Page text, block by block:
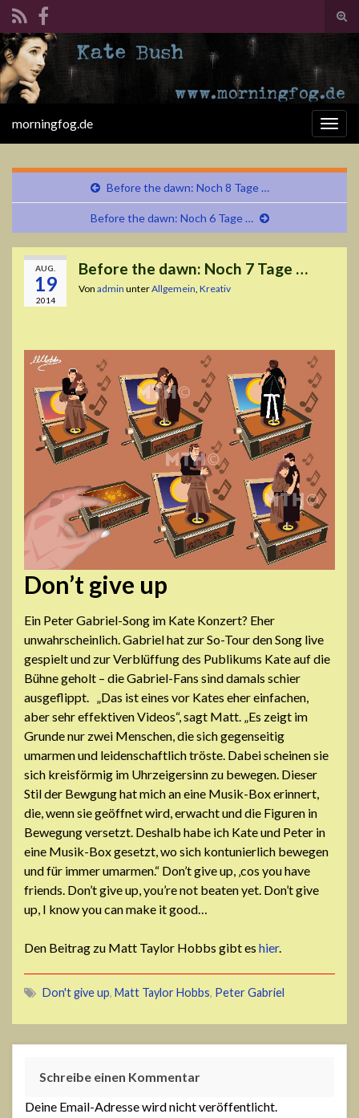
Search for:
morningfog.de
Before the dawn: Noch 8 Tage …
Before the dawn: Noch 6 Tage …
AUG.
19
2014
Before the dawn: Noch 7 Tage …
Von admin unterAllgemein, Kreativ
Don’t give up
Ein Peter Gabriel-Song im Kate Konzert? Eher
unwahrscheinlich. Gabriel hat zur So-Tour den Song live
gespielt und zur Verblüffung des Publikums Kate auf die
Bühne geholt – die Gabriel-Fans sind damals schier
ausgeflippt. „Das ist eines vor Kates eher einfachen,
aber sehr effektiven Videos“, sagt Matt. „Es zeigt im
Grundenur zwei Menschen, die sich gegenseitig
umarmenund leidenschaftlichtröste. Dabeischeinensie
sich kreisförmig im Uhrzeigersinn zu bewegen. Dieser
Stil der Bewgung hat mich aneine Musik-Box erinnert,
die, wenn sie geöffnet wird,erwachtund die Figuren in
Bewegung versetzt. Deshalb habe ich Kate und Peter in
eine Musik-Box gesetzt, wo sich kontunierlich bewegen
und für immer umarmen.“ Don’t give up, ‚cos you have
friends. Don’t give up, you’re not beaten yet. Don’t give
up, I know you can make it good…
Den Beitrag zu Matt Taylor Hobbs gibt es hier.
Don't give up, Matt Taylor Hobbs, Peter Gabriel
Schreibe einen Kommentar
Deine Email-Adresse wird nicht veröffentlicht.